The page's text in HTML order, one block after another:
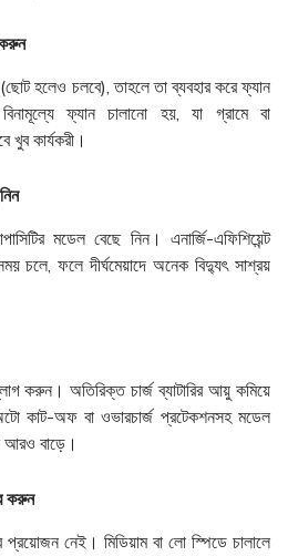
করুন
হলেও চলবে), তাহলে তা ব্যবহার করে ফ্যান
ফ্যান চালানো হয়, যা গ্রামে বা
খুব কার্যকরী।
মডেল বেছে নিন। এনার্জি-এফিশিয়েন্ট
চলে, ফলে দীর্ঘমেয়াদে অনেক বিদ্যুৎ সাশ্রয়
করুন। অতিরিক্ত চার্জ ব্যাটারির আয়ু কমিয়ে
কাট-অফ বা ওভারচার্জ প্রটেকশনসহ মডেল
আরও বাড়ে।
করুন
নেই। মিডিয়াম বা লো স্পিডে চালালে